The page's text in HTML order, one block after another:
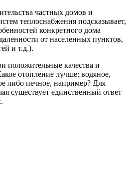
частных домов и
теплоснабжения подсказывает,
конкретного дома
от населенных пунктов,
и т.д.).
качества и
отопление лучше: водяное,
либо печное, например? Для
существует единственный ответ